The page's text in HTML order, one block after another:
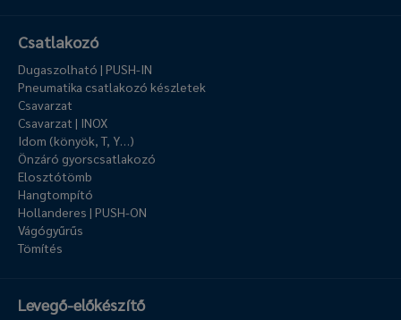
Csatlakozó
Dugaszolható | PUSH-IN
Pneumatika csatlakozó készletek
Csavarzat
Csavarzat | INOX
Idom (könyök, T, Y…)
Önzáró gyorscsatlakozó
Elosztótömb
Hangtompító
Hollanderes | PUSH-ON
Vágógyűrűs
Tömítés
Levegő-előkészítő